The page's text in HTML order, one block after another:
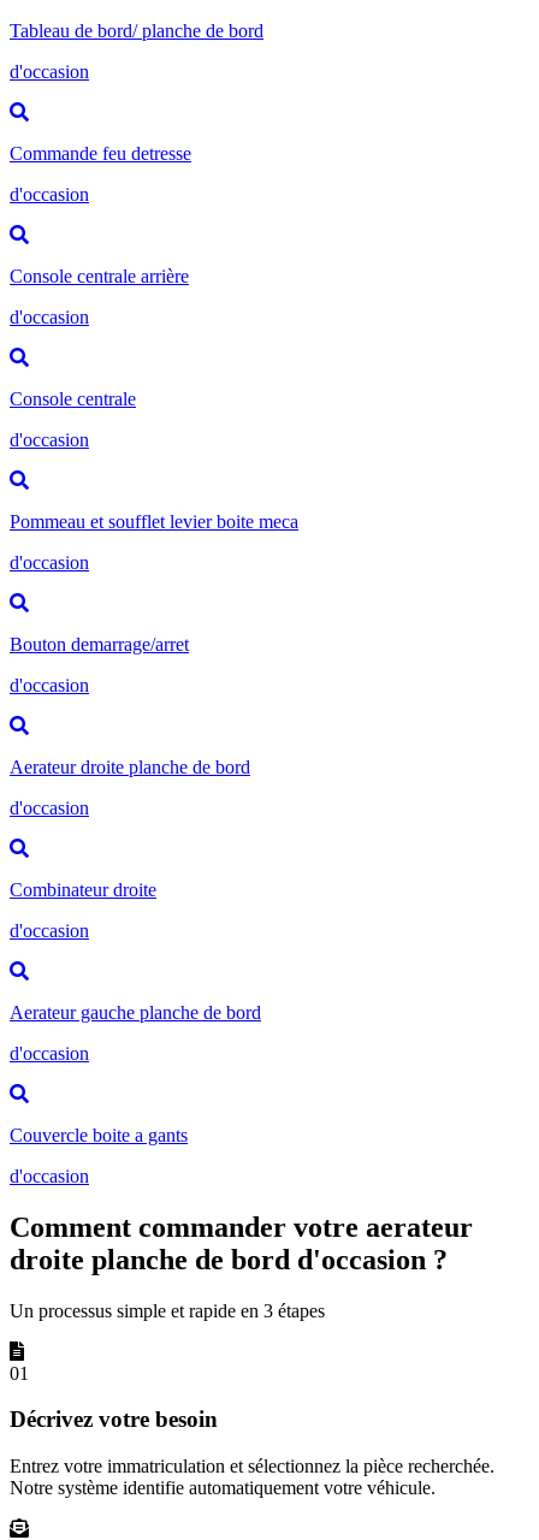
Tableau de bord/ planche de bord
d'occasion
Commande feu detresse
d'occasion
Console centrale arrière
d'occasion
Console centrale
d'occasion
Pommeau et soufflet levier boite meca
d'occasion
Bouton demarrage/arret
d'occasion
Aerateur droite planche de bord
d'occasion
Combinateur droite
d'occasion
Aerateur gauche planche de bord
d'occasion
Couvercle boite a gants
d'occasion
Comment commander votre aerateur
droite planche de bord d'occasion ?
Un processus simple et rapide en 3 étapes
01
Décrivez votre besoin
Entrez votre immatriculation et sélectionnez la pièce recherchée.
Notre système identifie automatiquement votre véhicule.